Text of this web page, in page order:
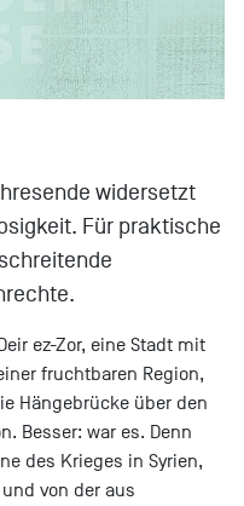
widersetzt
Für praktische
ez-Zor, eine Stadt mit
fruchtbaren Region,
Hängebrücke über den
Besser: war es. Denn
des Krieges in Syrien,
von der aus